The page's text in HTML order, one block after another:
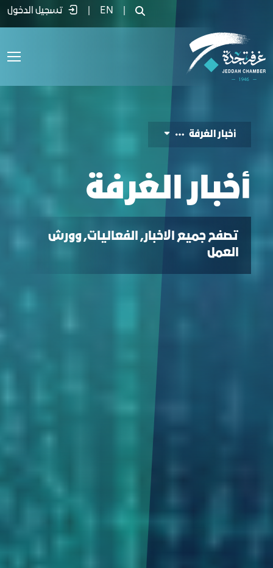
أخبار الغرفة - غرفة جدة EN تسجيل الدخول
أخبار الغرفة
أخبار الغرفة
تصفح جميع الاخبار, الفعاليات, وورش
العمل